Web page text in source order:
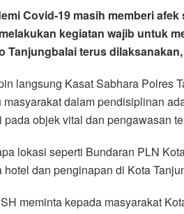
Covid-19 masih memberi
kegiatan wajib untuk
terus
langsung Kasat Sabhara
dalam pendisiplinan
objek vital dan pengawasan
lokasi seperti Bundaran PLN
dan penginapan di Kota
meminta kepada masyarakat